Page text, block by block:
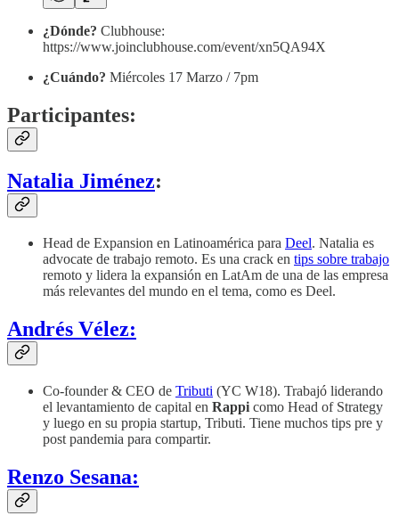
¿Dónde? Clubhouse:
https://www.joinclubhouse.com/event/xn5QA94X
¿Cuándo? Miércoles 17 Marzo / 7pm
Participantes:
Natalia Jiménez:
Head de Expansion en Latinoamérica para Deel. Natalia es
advocate de trabajo remoto. Es una crack en tips sobre trabajo
remoto y lidera la expansión en LatAm de una de las empresa
más relevantes del mundo en el tema, como es Deel.
Andrés Vélez:
Co-founder & CEO de Tributi (YC W18). Trabajó liderando
el levantamiento de capital en Rappi como Head of Strategy
y luego en su propia startup, Tributi. Tiene muchos tips pre y
post pandemia para compartir.
Renzo Sesana: